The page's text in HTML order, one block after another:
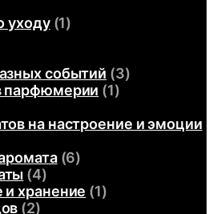
уходу(1)
событий (3)
парфюмерии (1)
на настроение и эмоции
(6)
(4)
и хранение (1)
(2)